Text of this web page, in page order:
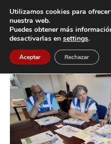
Inicio Etiquetas Banco de
Etiqueta: Banco de
Utilizamos cookies para
nuestra web.
Puedes obtener más
desactivarlas en settings.
Aceptar Rechazar